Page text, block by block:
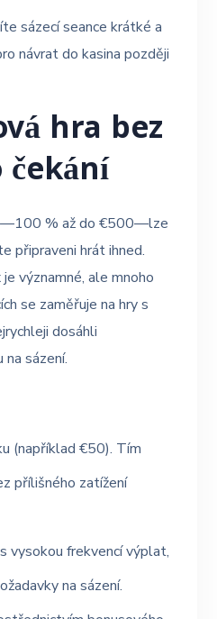
sázecí seance krátké a
návrat do kasina později
hra bez
—100 % až do €500—lze
připraveni hrát ihned.
významné, ale mnoho
se zaměřuje na hry s
dosáhli
na sázení.
(například €50). Tím
přílišného zatížení
vysokou frekvencí výplat,
na sázení.